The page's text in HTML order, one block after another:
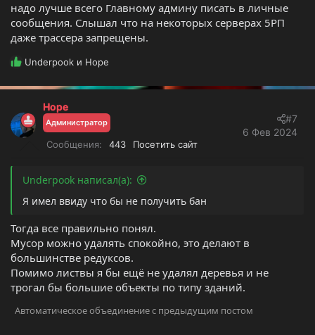
надо лучше всего Главному админу писать в личные
сообщения. Слышал что на некоторых серверах 5РП
даже трассера запрещены.
Р
а
ц
и
и
Underpook и Hope
Hope
Администратор
Сообщения 443 Посетить сайт
6 Фев 2024
#7
Underpook написал(а):
Я имел ввиду что бы не получить бан
Тогда все правильно понял.
Мусор можно удалять спокойно, это делают в
большинстве редуксов.
Помимо листвы я бы ещё не удалял деревья и не
трогал бы большие объекты по типу зданий.
Автоматическое объединение с предыдущим постом